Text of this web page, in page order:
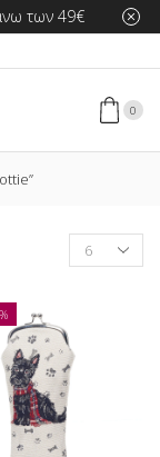
των 49€
0
Products
per